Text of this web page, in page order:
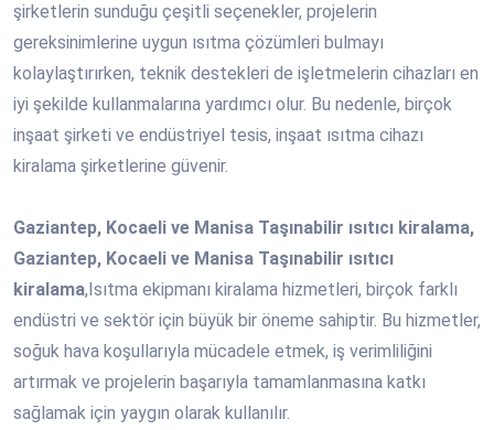
şirketlerin sunduğu çeşitli seçenekler, projelerin
gereksinimlerine uygun ısıtma çözümleri bulmayı
kolaylaştırırken, teknik destekleri de işletmelerin cihazları en
iyi şekilde kullanmalarına yardımcı olur. Bu nedenle, birçok
inşaat şirketi ve endüstriyel tesis, inşaat ısıtma cihazı
kiralama şirketlerine güvenir.
Gaziantep, Kocaeli ve Manisa Taşınabilir ısıtıcı kiralama,
Gaziantep, Kocaeli ve Manisa Taşınabilir ısıtıcı
kiralama,Isıtma ekipmanı kiralama hizmetleri, birçok farklı
endüstri ve sektör için büyük bir öneme sahiptir. Bu hizmetler,
soğuk hava koşullarıyla mücadele etmek, iş verimliliğini
artırmak ve projelerin başarıyla tamamlanmasına katkı
sağlamak için yaygın olarak kullanılır.